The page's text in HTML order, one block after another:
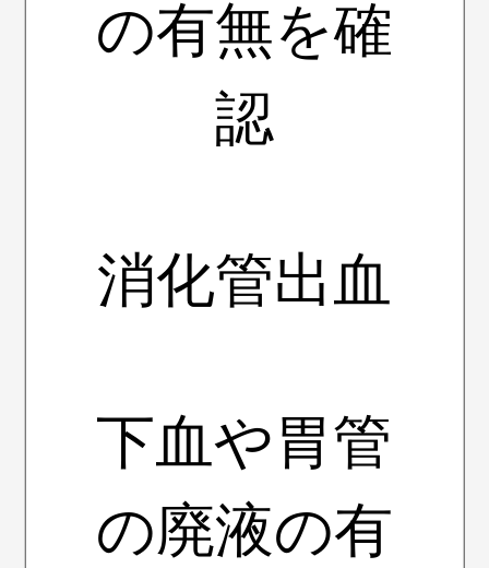
の有無を確
認
消化管出血
下血や胃管
の廃液の有